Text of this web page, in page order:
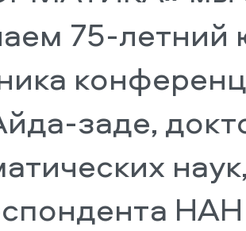
75-летний
заде,